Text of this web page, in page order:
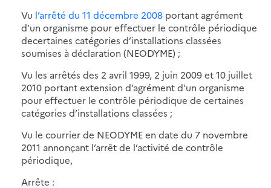
Vu l’arrêté du 11 décembre 2008 portant agrément
d’un organisme pour effectuer le contrôle périodique
decertaines catégories d’installations classées
soumises à déclaration (NEODYME) ;
Vu les arrêtés des 2 avril 1999, 2 juin 2009 et 10 juillet
2010 portant extension d’agrément d’un organisme
pour effectuer le contrôle périodique de certaines
catégories d’installations classées ;
Vu le courrier de NEODYME en date du 7 novembre
2011 annonçant l’arrêt de l’activité de contrôle
périodique,
Arrête :